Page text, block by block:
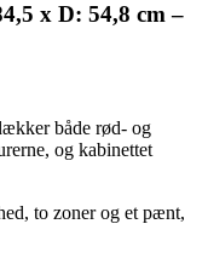
x D: 54,8 cm –
både rød- og
og kabinettet
to zoner og et pænt,